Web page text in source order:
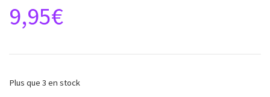
9,95€
Plus que 3 en stock